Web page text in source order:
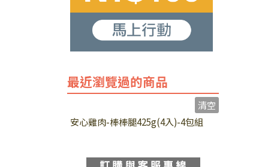
最近瀏覽過的商品
清空
安心雞肉-棒棒腿425g(4入)-4包組